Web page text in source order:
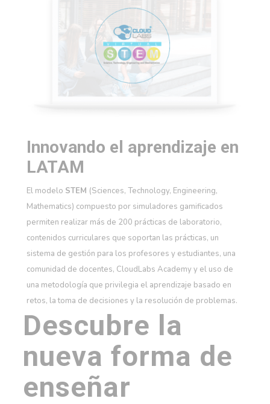
Innovando el aprendizaje en
LATAM
El modelo STEM (Sciences, Technology, Engineering,
Mathematics) compuesto por simuladores gamificados
permiten realizar más de 200 prácticas de laboratorio,
contenidos curriculares que soportan las prácticas, un
sistema de gestión para los profesores y estudiantes, una
comunidad de docentes, CloudLabs Academy y el uso de
una metodología que privilegia el aprendizaje basado en
retos, la toma de decisiones y la resolución de problemas.
Descubre la
nueva forma de
enseñar